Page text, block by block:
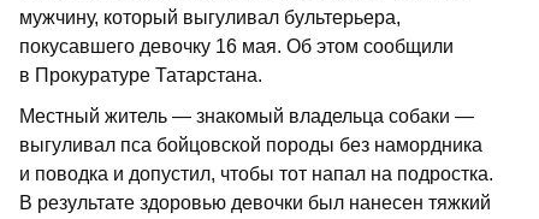
мужчину, который выгуливал бультерьера,
покусавшего девочку 16 мая. Об этом сообщили
в Прокуратуре Татарстана.
Местный житель — знакомый владельца собаки —
выгуливал пса бойцовской породы без намордника
и поводка и допустил, чтобы тот напал на подростка.
В результате здоровью девочки был нанесен тяжкий